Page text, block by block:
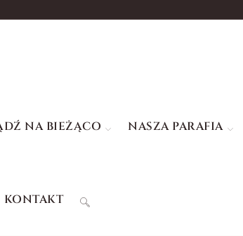
NA BIEŻĄCO NASZA PARAFIA
KONTAKT